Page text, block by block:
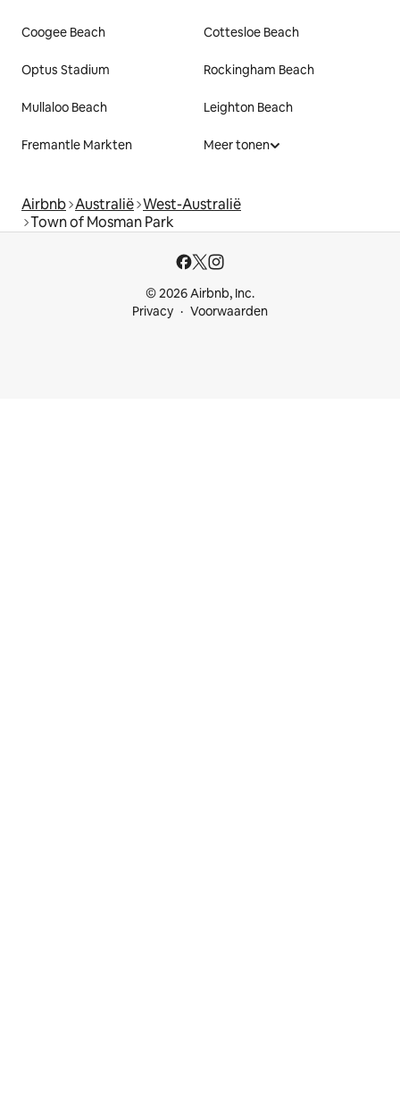
Coogee Beach Cottesloe Beach
Optus Stadium Rockingham Beach
Mullaloo Beach Leighton Beach
Fremantle Markten Meer tonen
Airbnb Australië West-Australië
Town of Mosman Park
© 2026 Airbnb, Inc.
Privacy
Voorwaarden